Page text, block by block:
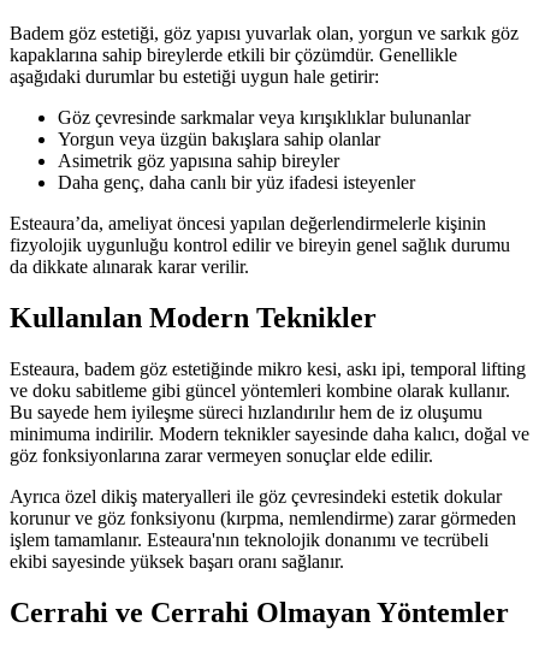
Badem göz estetiği, göz yapısı yuvarlak olan, yorgun ve sarkık göz
kapaklarına sahip bireylerde etkili bir çözümdür. Genellikle
aşağıdaki durumlar bu estetiği uygun hale getirir:
Göz çevresinde sarkmalar veya kırışıklıklar bulunanlar
Yorgun veya üzgün bakışlara sahip olanlar
Asimetrik göz yapısına sahip bireyler
Daha genç, daha canlı bir yüz ifadesi isteyenler
Esteaura’da, ameliyat öncesi yapılan değerlendirmelerle kişinin
fizyolojik uygunluğu kontrol edilir ve bireyin genel sağlık durumu
da dikkate alınarak karar verilir.
Kullanılan Modern Teknikler
Esteaura, badem göz estetiğinde mikro kesi, askı ipi, temporal lifting
ve doku sabitleme gibi güncel yöntemleri kombine olarak kullanır.
Bu sayede hem iyileşme süreci hızlandırılır hem de iz oluşumu
minimuma indirilir. Modern teknikler sayesinde daha kalıcı, doğal ve
göz fonksiyonlarına zarar vermeyen sonuçlar elde edilir.
Ayrıca özel dikiş materyalleri ile göz çevresindeki estetik dokular
korunur ve göz fonksiyonu (kırpma, nemlendirme) zarar görmeden
işlem tamamlanır. Esteaura'nın teknolojik donanımı ve tecrübeli
ekibi sayesinde yüksek başarı oranı sağlanır.
Cerrahi ve Cerrahi Olmayan Yöntemler